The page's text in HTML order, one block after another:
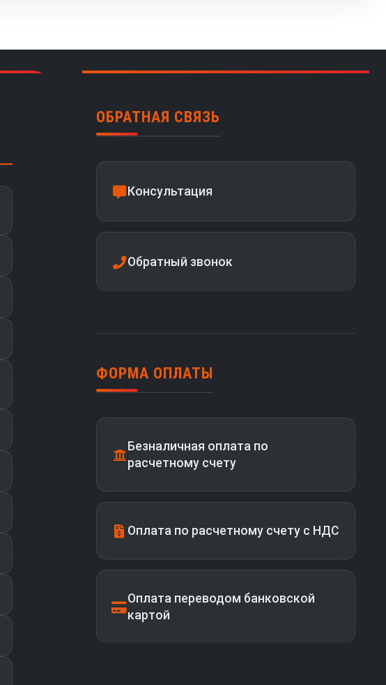
ОБРАТНАЯ СВЯЗЬ
Консультация
Обратный звонок
ФОРМА ОПЛАТЫ
Безналичная оплата по
расчетному счету
Оплата по расчетному счету с НДС
Оплата переводом банковской
картой